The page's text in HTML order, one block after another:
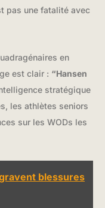
pas une fatalité avec
en
est clair : “Hansen
stratégique
les athlètes seniors
sur les WODs les
blessures